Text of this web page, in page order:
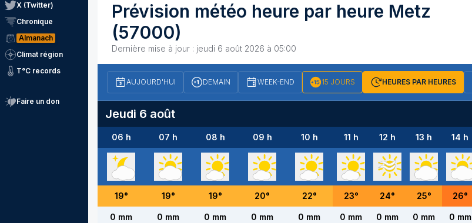
X (Twitter)
Chronique
Almanach
Climat région
T°C records
Faire un don
Prévision météo heure par heure Metz
(57000)
Dernière mise à jour : jeudi 6 août 2026 à 05:00
AUJOURD'HUI DEMAIN WEEK-END 15 JOURS HEURES PAR HEURES
Jeudi 6 août
06 h 07 h 08 h 09 h 10 h 11 h 12 h 13 h 14 h
19° 19° 19° 20° 22° 23° 24° 25° 26°
0 mm 0 mm 0 mm 0 mm 0 mm 0 mm 0 mm 0 mm 0 mm